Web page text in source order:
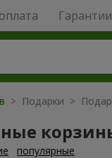
> Подарки >
популярные